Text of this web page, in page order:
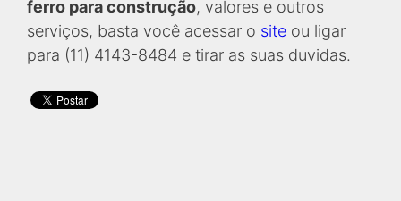
ferro para construção, valores e outros
serviços, basta você acessar o site ou ligar
para (11) 4143-8484 e tirar as suas duvidas.